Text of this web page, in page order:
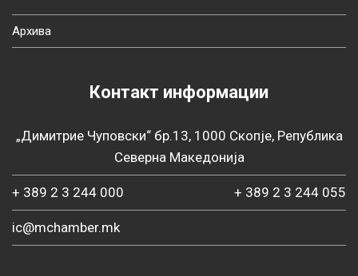
Архива
Контакт информации
„Димитрие Чуповски“ бр.13, 1000 Скопје, Република
Северна Македонија
+ 389 2 3 244 000 + 389 2 3 244 055
ic@mchamber.mk